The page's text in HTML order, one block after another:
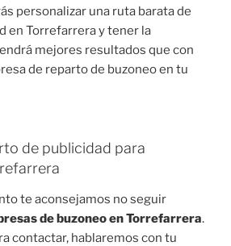
personalizar una ruta barata de
en Torrefarrera y tener la
mejores resultados que con
de reparto de buzoneo en tu
de publicidad para
te aconsejamos no seguir
de buzoneo en Torrefarrera.
contactar, hablaremos con tu